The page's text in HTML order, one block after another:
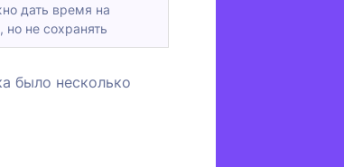
дать время на
но не сохранять
было несколько